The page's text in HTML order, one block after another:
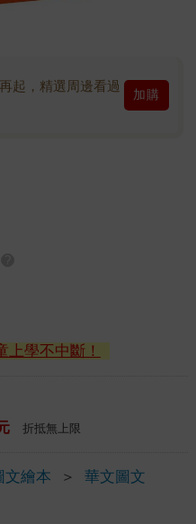
起，精選周邊看過
加購
學不中斷！
折抵無上限
文繪本 ＞ 華文圖文